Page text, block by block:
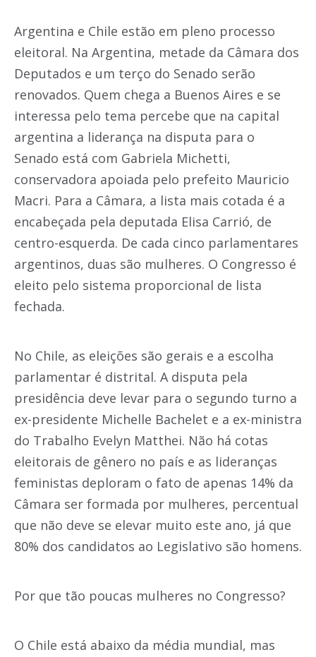
Argentina e Chile estão em pleno processo
eleitoral. Na Argentina, metade da Câmara dos
Deputados e um terço do Senado serão
renovados. Quem chega a Buenos Aires e se
interessa pelo tema percebe que na capital
argentina a liderança na disputa para o
Senado está com Gabriela Michetti,
conservadora apoiada pelo prefeito Mauricio
Macri. Para a Câmara, a lista mais cotada é a
encabeçada pela deputada Elisa Carrió, de
centro-esquerda. De cada cinco parlamentares
argentinos, duas são mulheres. O Congresso é
eleito pelo sistema proporcional de lista
fechada.
No Chile, as eleições são gerais e a escolha
parlamentar é distrital. A disputa pela
presidência deve levar para o segundo turno a
ex-presidente Michelle Bachelet e a ex-ministra
do Trabalho Evelyn Matthei. Não há cotas
eleitorais de gênero no país e as lideranças
feministas deploram o fato de apenas 14% da
Câmara ser formada por mulheres, percentual
que não deve se elevar muito este ano, já que
80% dos candidatos ao Legislativo são homens.
Por que tão poucas mulheres no Congresso?
O Chile está abaixo da média mundial, mas